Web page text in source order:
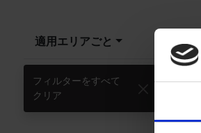
適用エリアごと LRV
フィルターをすべて
クリア